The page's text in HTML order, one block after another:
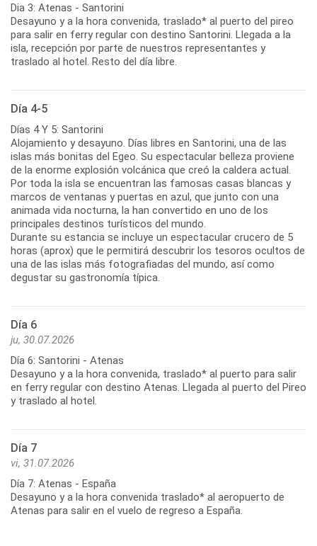
Dia 3: Atenas - Santorini
Desayuno y a la hora convenida, traslado* al puerto del pireo
para salir en ferry regular con destino Santorini. Llegada a la
isla, recepción por parte de nuestros representantes y
traslado al hotel. Resto del día libre.
Día 4-5
Días 4 Y 5: Santorini
Alojamiento y desayuno. Días libres en Santorini, una de las
islas más bonitas del Egeo. Su espectacular belleza proviene
de la enorme explosión volcánica que creó la caldera actual.
Por toda la isla se encuentran las famosas casas blancas y
marcos de ventanas y puertas en azul, que junto con una
animada vida nocturna, la han convertido en uno de los
principales destinos turísticos del mundo.
Durante su estancia se incluye un espectacular crucero de 5
horas (aprox) que le permitirá descubrir los tesoros ocultos de
una de las islas más fotografiadas del mundo, así como
degustar su gastronomía típica.
Día 6
ju, 30.07.2026
Día 6: Santorini - Atenas
Desayuno y a la hora convenida, traslado* al puerto para salir
en ferry regular con destino Atenas. Llegada al puerto del Pireo
y traslado al hotel.
Día 7
vi, 31.07.2026
Día 7: Atenas - España
Desayuno y a la hora convenida traslado* al aeropuerto de